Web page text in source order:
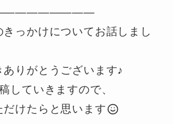
っかけについてお話しまし
りがとうございます♪
していきますので、
けたらと思います